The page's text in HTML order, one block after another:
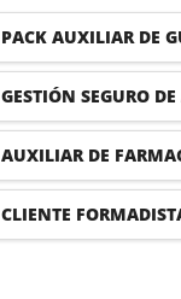
PACK AUXILIAR DE
PRÁCTICAS
GESTIÓN SEGURO
(PRÁCTICAS
AUXILIAR DE
PARAFARMACIA CON
CLIENTE